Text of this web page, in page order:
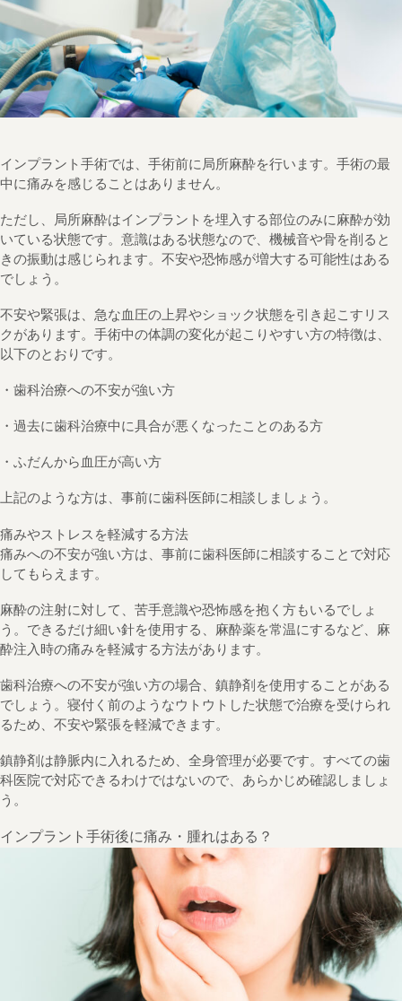
インプラント手術では、手術前に局所麻酔を行います。手術の最
中に痛みを感じることはありません。
ただし、局所麻酔はインプラントを埋入する部位のみに麻酔が効
いている状態です。意識はある状態なので、機械音や骨を削ると
きの振動は感じられます。不安や恐怖感が増大する可能性はある
でしょう。
不安や緊張は、急な血圧の上昇やショック状態を引き起こすリス
クがあります。手術中の体調の変化が起こりやすい方の特徴は、
以下のとおりです。
・歯科治療への不安が強い方
・過去に歯科治療中に具合が悪くなったことのある方
・ふだんから血圧が高い方
上記のような方は、事前に歯科医師に相談しましょう。
痛みやストレスを軽減する方法
痛みへの不安が強い方は、事前に歯科医師に相談することで対応
してもらえます。
麻酔の注射に対して、苦手意識や恐怖感を抱く方もいるでしょ
う。できるだけ細い針を使用する、麻酔薬を常温にするなど、麻
酔注入時の痛みを軽減する方法があります。
歯科治療への不安が強い方の場合、鎮静剤を使用することがある
でしょう。寝付く前のようなウトウトした状態で治療を受けられ
るため、不安や緊張を軽減できます。
鎮静剤は静脈内に入れるため、全身管理が必要です。すべての歯
科医院で対応できるわけではないので、あらかじめ確認しましょ
う。
インプラント手術後に痛み・腫れはある？